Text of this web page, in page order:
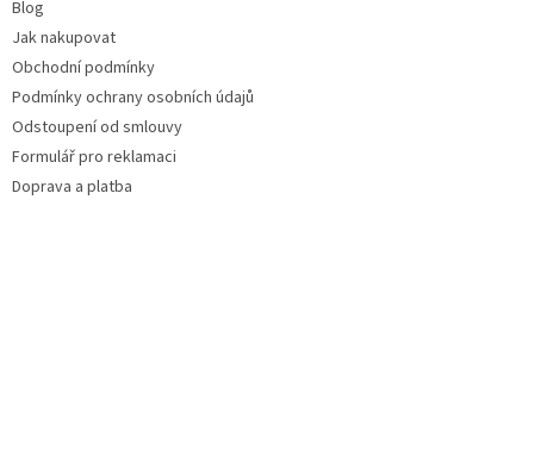
Blog
Jak nakupovat
Obchodní podmínky
Podmínky ochrany osobních údajů
Odstoupení od smlouvy
Formulář pro reklamaci
Doprava a platba